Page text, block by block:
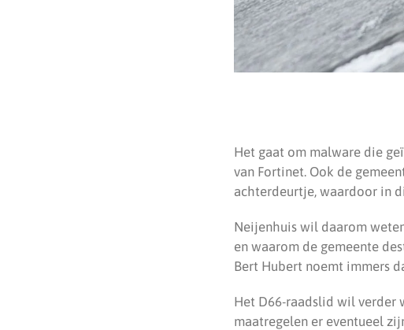
Het gaat om malware die
van Fortinet. Ook de
achterdeurtje, waardoor in
Neijenhuis wil daarom
en waarom de gemeente
Bert Hubert noemt immers
Het D66-raadslid wil verder
maatregelen er eventueel